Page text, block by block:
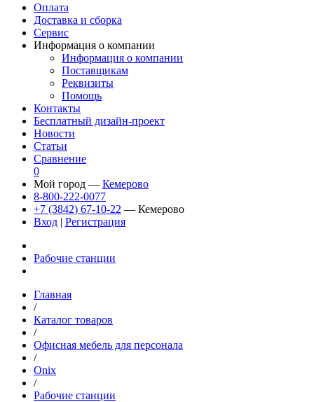
Оплата
Доставка и сборка
Сервис
Информация о компании
Информация о компании
Поставщикам
Реквизиты
Помощь
Контакты
Бесплатный дизайн-проект
Новости
Статьи
Сравнение
0
Мой город — Кемерово
8-800-222-0077
+7 (3842) 67-10-22 — Кемерово
Вход | Регистрация
Рабочие станции
Главная
/
Каталог товаров
/
Офисная мебель для персонала
/
Onix
/
Рабочие станции